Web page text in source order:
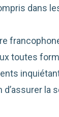
dans
toutes
la